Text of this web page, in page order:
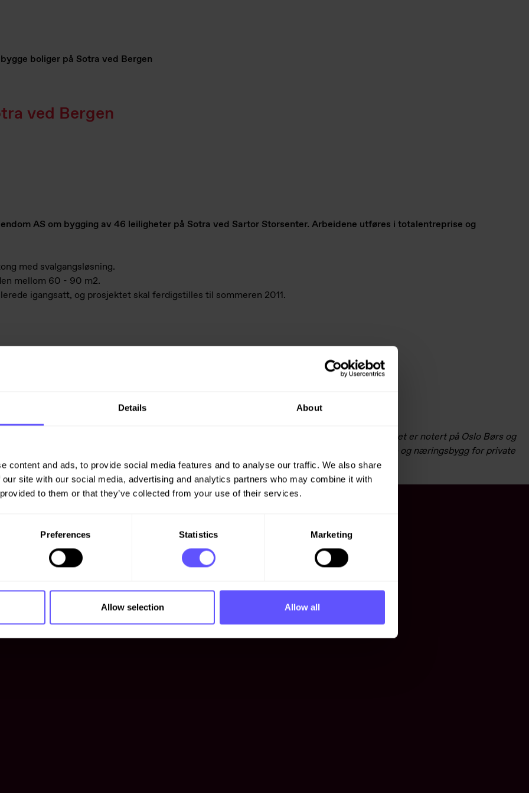
Details About
content and ads, to provide social media features and to analyse our traffic. We also share
site with our social media, advertising and analytics partners who may combine it with
to them or that they’ve collected from your use of their services.
Preferences Statistics Marketing
Allow selection Allow all
boliger på Sotra ved Bergen
ved Bergen
AS om bygging av 46 leiligheter på Sotra ved Sartor Storsenter. Arbeidene utføres i totalentreprise og
med svalgangsløsning.
mellom 60 - 90 m2.
igangsatt, og prosjektet skal ferdigstilles til sommeren 2011.
med 6.250 ansatte og en omsetning på 19,4 milliarder kroner (2008). Konsernet er notert på Oslo Børs og
Virksomheten spenner over et vidt spekter av bygge- og anleggsoppdrag, utvikling av bolig- og næringsbygg for private
og gjenvinning av avfall.